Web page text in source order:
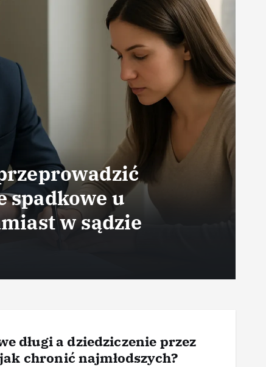
spadkowe u
w sądzie
długi a dziedziczenie przez
chronić najmłodszych?